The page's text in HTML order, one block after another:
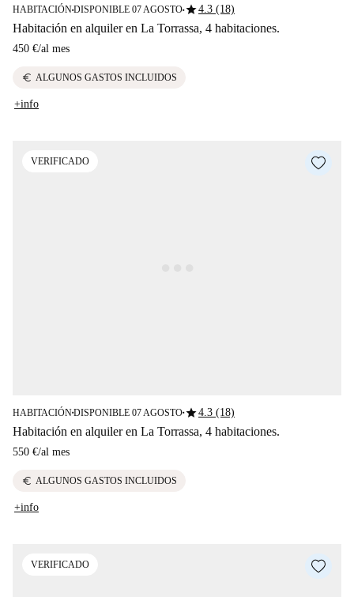
HABITACIÓN■DISPONIBLE 07 AGOSTO■star4.3 (18)
Habitación en alquiler en La Torrassa, 4 habitaciones.
450 €/al mes
euro ALGUNOS GASTOS INCLUIDOS
+info
VERIFICADO
HABITACIÓN■DISPONIBLE 07 AGOSTO■star4.3 (18)
Habitación en alquiler en La Torrassa, 4 habitaciones.
550 €/al mes
euro ALGUNOS GASTOS INCLUIDOS
+info
VERIFICADO